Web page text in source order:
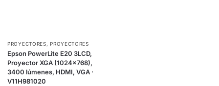
PROYECTORES,PROYECTORES
Epson PowerLite E20 3LCD,
Proyector XGA (1024×768),
3400 lúmenes, HDMI, VGA ·
V11H981020